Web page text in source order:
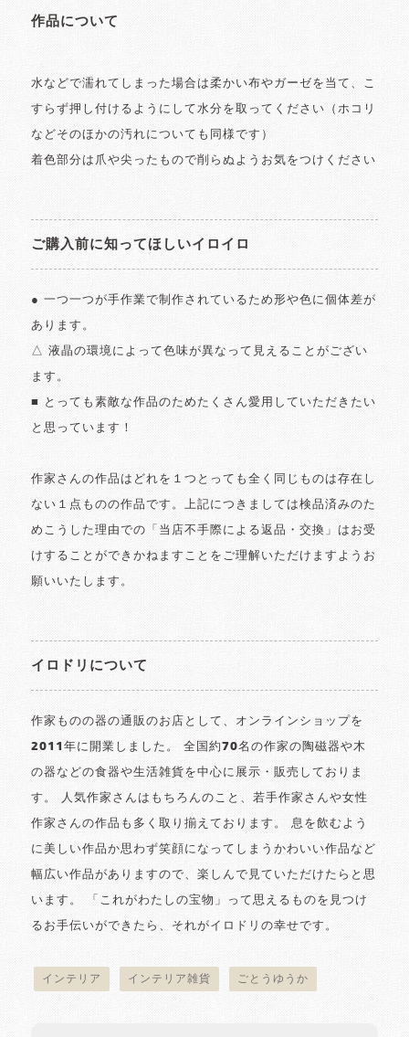
作品について
水などで濡れてしまった場合は柔かい布やガーゼを当て、こ
すらず押し付けるようにして水分を取ってください（ホコリ
などそのほかの汚れについても同様です）
着色部分は爪や尖ったもので削らぬようお気をつけください
ご購入前に知ってほしいイロイロ
● 一つ一つが手作業で制作されているため形や色に個体差が
あります。
△ 液晶の環境によって色味が異なって見えることがござい
ます。
■ とっても素敵な作品のためたくさん愛用していただきたい
と思っています！
作家さんの作品はどれを１つとっても全く同じものは存在し
ない１点ものの作品です。上記につきましては検品済みのた
めこうした理由での「当店不手際による返品・交換」はお受
けすることができかねますことをご理解いただけますようお
願いいたします。
イロドリについて
作家ものの器の通販のお店として、オンラインショップを
2011年に開業しました。 全国約70名の作家の陶磁器や木
の器などの食器や生活雑貨を中心に展示・販売しておりま
す。 人気作家さんはもちろんのこと、若手作家さんや女性
作家さんの作品も多く取り揃えております。 息を飲むよう
に美しい作品か思わず笑顔になってしまうかわいい作品など
幅広い作品がありますので、楽しんで見ていただけたらと思
います。 「これがわたしの宝物」って思えるものを見つけ
るお手伝いができたら、それがイロドリの幸せです。
インテリア インテリア雑貨 ごとうゆうか